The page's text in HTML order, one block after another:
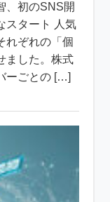
、初のSNS開
スタート 人気
れぞれの「個
ました。株式
ーごとの […]